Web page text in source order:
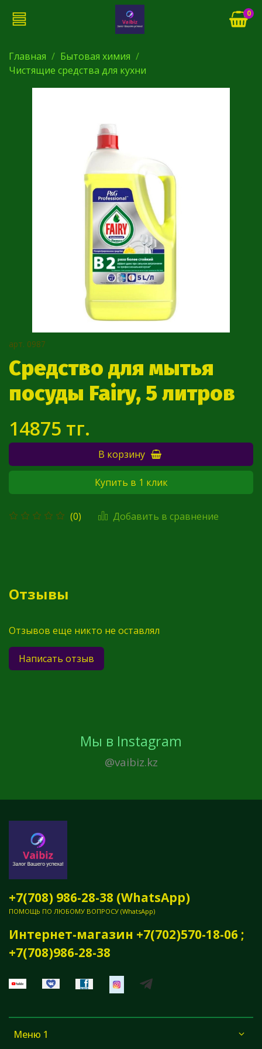
0
Главная
Бытовая химия
Чистящие средства для кухни
арт. 0987
Средство для мытья
посуды Fairy, 5 литров
(0) Добавить в сравнение
14875 тг.
В корзину
Купить в 1 клик
Отзывы
Отзывов еще никто не оставлял
Написать отзыв
Мы в Instagram
@vaibiz.kz
Меню 1
+7(708) 986-28-38 (WhatsApp)
ПОМОЩЬ ПО ЛЮБОМУ ВОПРОСУ (WhatsApp)
Интернет-магазин +7(702)570-18-06 ;
+7(708)986-28-38